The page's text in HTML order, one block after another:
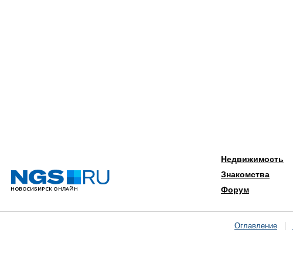
Недвижимость
Знакомства
Форум
Оглавление